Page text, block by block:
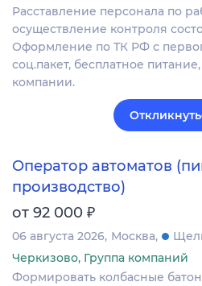
Расставление персонала по
осуществление контроля
Оформление по ТК РФ с
соц.пакет, бесплатное
компании.
Оператор автоматов
производство)
от 92 000 ₽
06 августа 2026 Москва
Черкизово, Группа компаний
Формировать колбасные